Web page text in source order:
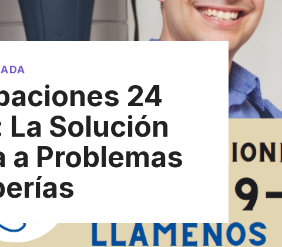
24
La Solución
a Problemas